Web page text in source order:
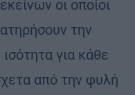
οι οποίοι
την
για κάθε
από την φυλή